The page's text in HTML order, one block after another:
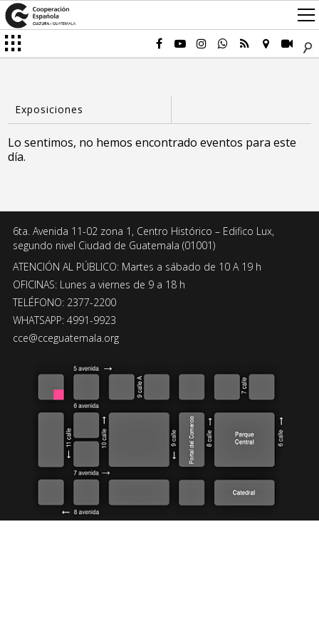
Lo sentimos, no hemos encontrado eventos para este
día.
6ta. Avenida 11-02 zona 1, Centro Histórico – Edifico Lux,
segundo nivel Ciudad de Guatemala (01001)
ATENCIÓN AL PÚBLICO: Martes a sábado de 10 A 19 h
OFICINAS: Lunes a viernes de 9 a 18 h
TELÉFONO: 2377-2200
WHATSAPP: 4991-9923
cce@cceguatemala.org